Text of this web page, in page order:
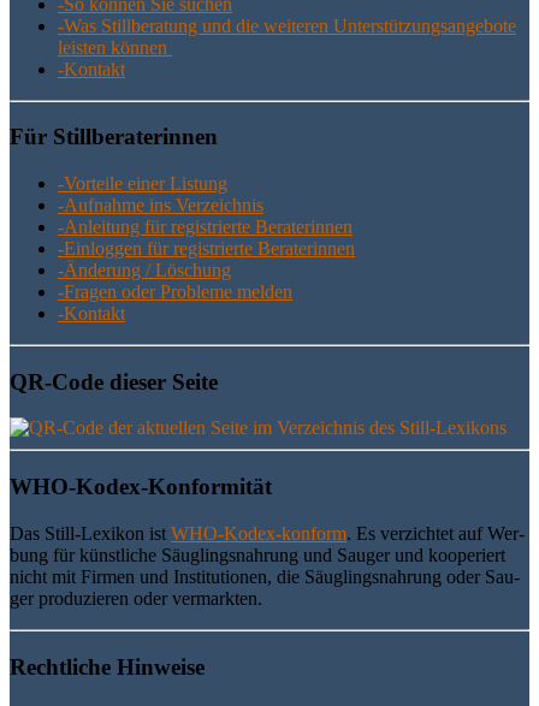
-Was Still­be­ra­tung und die wei­te­ren Unter­stüt­zungs­an­ge­bo­te
leis­ten können
-Kon­takt
Für Still­be­ra­te­rin­nen
-Vor­tei­le einer Listung
-Auf­nah­me ins Verzeichnis
-Anlei­tung für regis­trier­te Beraterinnen
-Ein­log­gen für regis­trier­te Beraterinnen
-Ände­rung / Löschung
-Fra­gen oder Pro­ble­me melden
-Kon­takt
QR-Code die­ser Seite
WHO-Kodex-Kon­for­mi­tät
Das Still-Lexi­kon ist WHO-Kodex-kon­form. Es ver­zich­tet auf Wer­
bung für künst­li­che Säug­lings­nah­rung und Sau­ger und koope­riert
nicht mit Fir­men und Insti­tu­tio­nen, die Säug­lings­nah­rung oder Sau­
ger pro­du­zie­ren oder vermarkten.
Recht­li­che Hinweise